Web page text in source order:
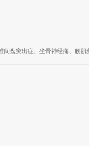
盘突出症、坐骨神经痛、腰